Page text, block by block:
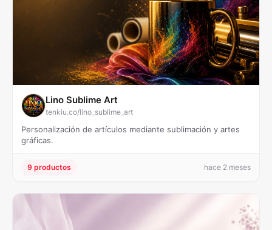
Lino Sublime Art
tenkiu.co/lino_sublime_art
Personalización de artículos mediante sublimación y artes
gráficas.
9 productos hace 2 meses